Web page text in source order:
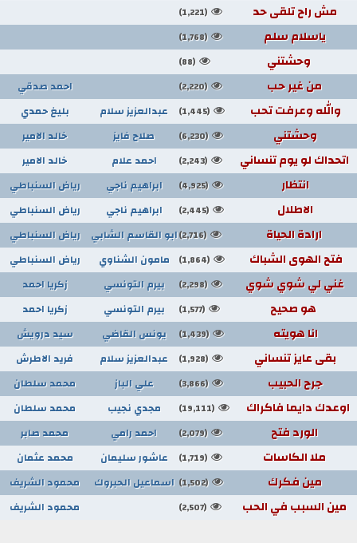
مش راح تلقى حد (1,221)
ياسلام سلم (1,768)
وحشتني (88)
من غير حب (2,220) احمد صدقي
والله وعرفت تحب (1,445) عبدالعزيز سلام بليغ حمدي
وحشتني (6,230) صلاح فايز خالد الامير
اتحداك لو يوم تنساني (2,243) احمد علام خالد الامير
انتظار (4,925) ابراهيم ناجي رياض السنباطي
الاطلال (2,445) ابراهيم ناجي رياض السنباطي
ارادة الحياة (2,716) ابو القاسم الشابي رياض السنباطي
فتح الهوى الشباك (1,864) مامون الشناوي رياض السنباطي
غني لي شوي شوي (2,298) بيرم التونسي زكريا احمد
هو صحيح (1,577) بيرم التونسي زكريا احمد
انا هويته (1,439) يونس القاضي سيد درويش
بقى عايز تنساني (1,928) عبدالعزيز سلام فريد الاطرش
جرح الحبيب (3,866) علي الباز محمد سلطان
اوعدك دايما فاكراك (19,111) مجدي نجيب محمد سلطان
الورد فتح (2,079) احمد رامي محمد صابر
ملا الكاسات (1,719) عاشور سليمان محمد عثمان
مين فكرك (1,502) اسماعيل الحبروك محمود الشريف
مين السبب في الحب (2,507) محمود الشريف